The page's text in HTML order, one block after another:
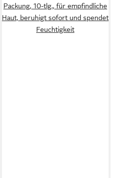
Packung, 10-tlg., für empfindliche
Haut, beruhigt sofort und spendet
Feuchtigkeit